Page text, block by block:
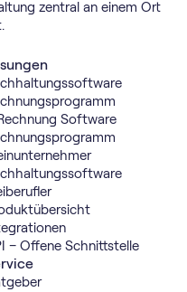
zentral an einem Ort
Software
– Offene Schnittstelle